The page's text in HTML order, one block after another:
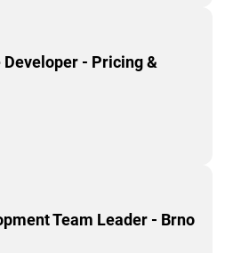
- Pricing &
Team Leader - Brno